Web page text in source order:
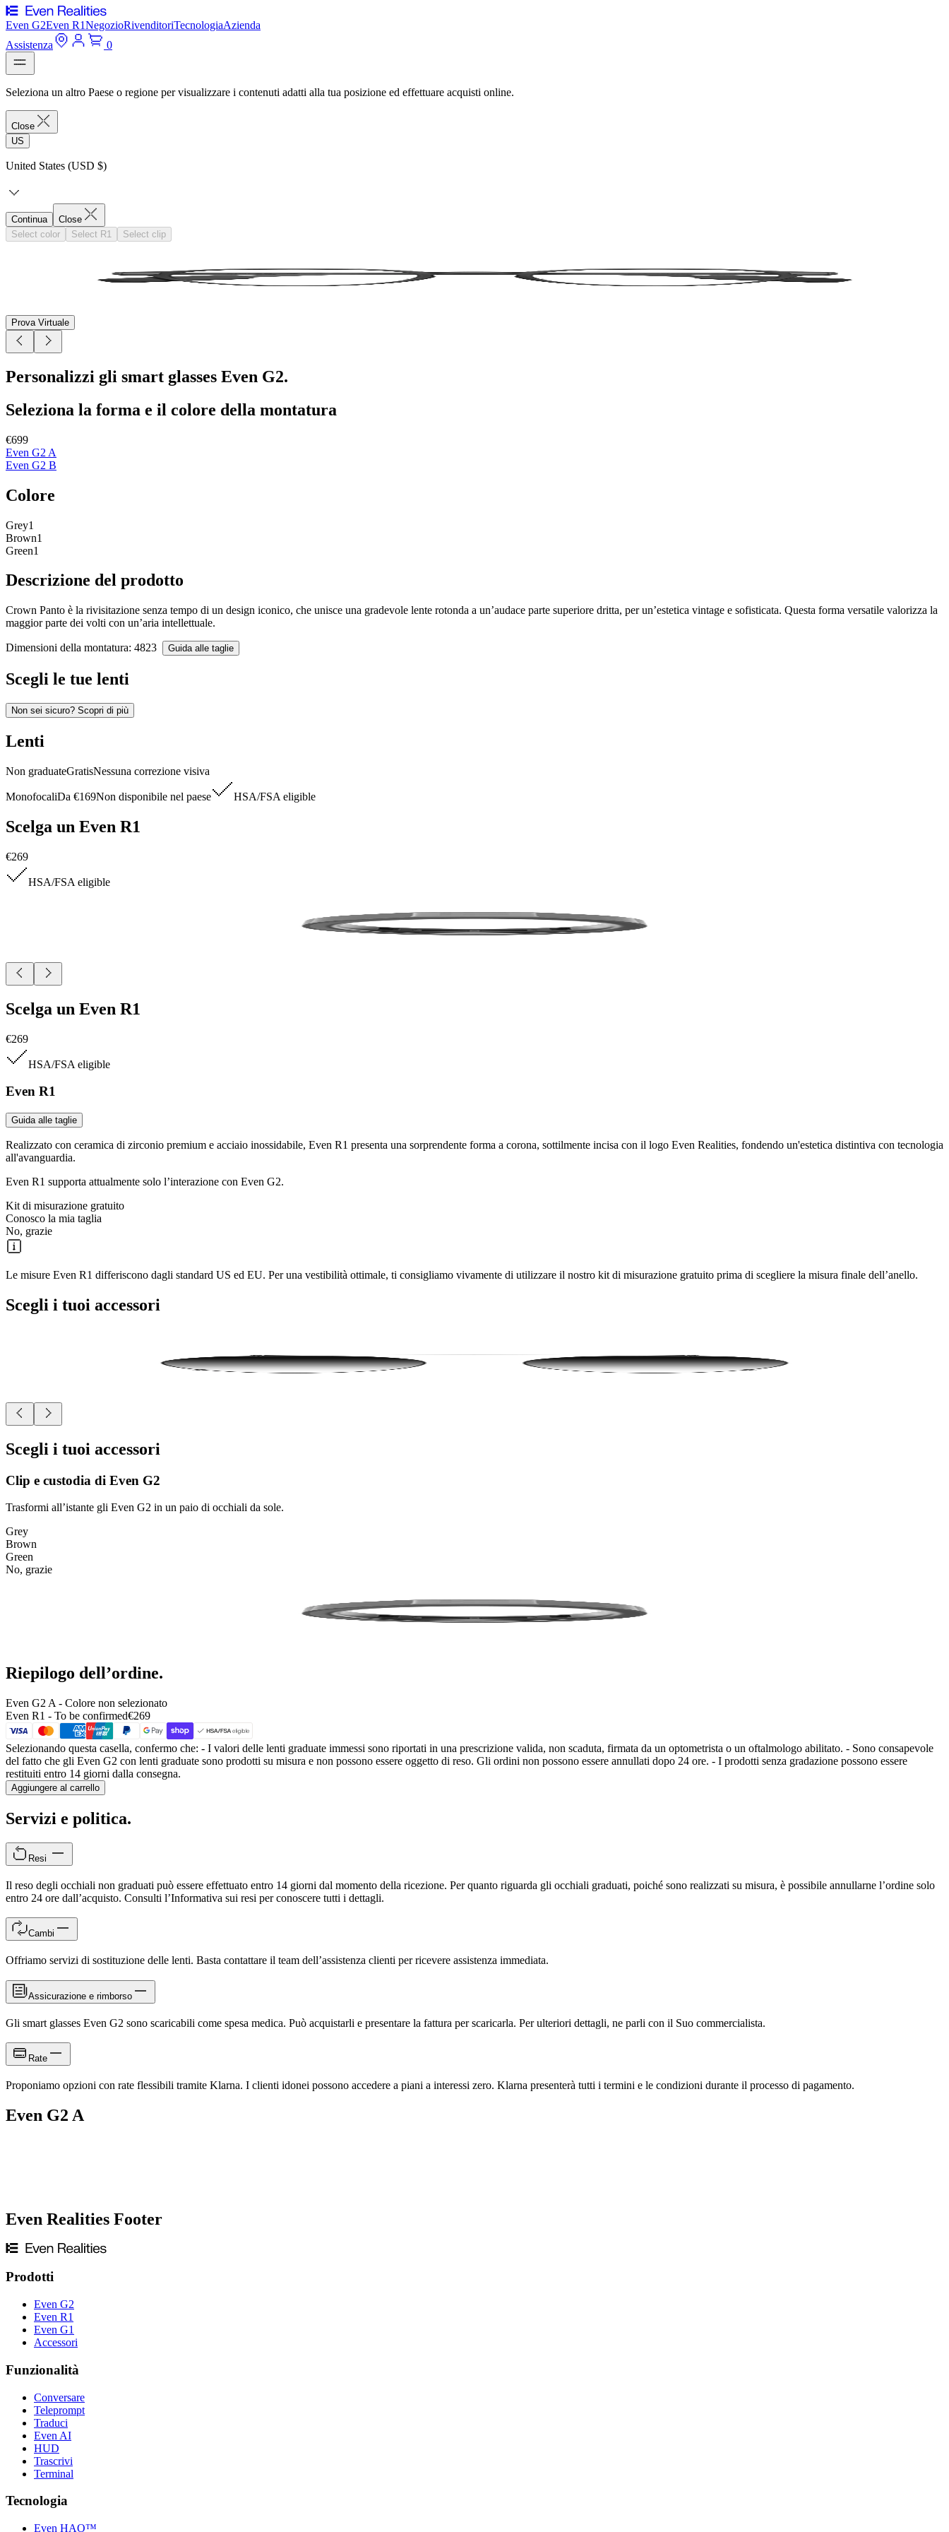
Even G2Even R1NegozioRivenditoriTecnologiaAzienda
Assistenza
0
Seleziona un altro Paese o regione per visualizzare i contenuti adatti alla tua posizione ed effettuare acquisti online.
Close
US
United States (USD $)
Continua
Close
Select color
Select R1 Select clip
Prova Virtuale
Personalizzi gli smart glasses Even G2.
Seleziona la forma e il colore della montatura
€699
Even G2 A
Even G2 B
Colore
Grey1
Brown1
Green1
Descrizione del prodotto
Crown Panto è la rivisitazione senza tempo di un design iconico, che unisce una gradevole lente rotonda a un’audace parte superiore dritta, per un’estetica vintage e sofisticata. Questa forma versatile valorizza la
maggior parte dei volti con un’aria intellettuale.
Dimensioni della montatura: 4823 Guida alle taglie
Scegli le tue lenti
Non sei sicuro? Scopri di più
Lenti
Non graduateGratisNessuna correzione visiva
MonofocaliDa €169Non disponibile nel paese HSA/FSA eligible
Scelga un Even R1
€269
HSA/FSA eligible
Scelga un Even R1
€269
HSA/FSA eligible
Even R1
Guida alle taglie
Realizzato con ceramica di zirconio premium e acciaio inossidabile, Even R1 presenta una sorprendente forma a corona, sottilmente incisa con il logo Even Realities, fondendo un'estetica distintiva con tecnologia
all'avanguardia.
Even R1 supporta attualmente solo l’interazione con Even G2.
Kit di misurazione gratuito
Conosco la mia taglia
No, grazie
Le misure Even R1 differiscono dagli standard US ed EU. Per una vestibilità ottimale, ti consigliamo vivamente di utilizzare il nostro kit di misurazione gratuito prima di scegliere la misura finale dell’anello.
Scegli i tuoi accessori
Scegli i tuoi accessori
Clip e custodia di Even G2
Trasformi all’istante gli Even G2 in un paio di occhiali da sole.
Grey
Brown
Green
No, grazie
Riepilogo dell’ordine.
Even G2 A - Colore non selezionato
Even R1 - To be confirmed€269
Selezionando questa casella, confermo che: - I valori delle lenti graduate immessi sono riportati in una prescrizione valida, non scaduta, firmata da un optometrista o un oftalmologo abilitato. - Sono consapevole
del fatto che gli Even G2 con lenti graduate sono prodotti su misura e non possono essere oggetto di reso. Gli ordini non possono essere annullati dopo 24 ore. - I prodotti senza gradazione possono essere
restituiti entro 14 giorni dalla consegna.
Aggiungere al carrello
Servizi e politica.
Resi
Il reso degli occhiali non graduati può essere effettuato entro 14 giorni dal momento della ricezione. Per quanto riguarda gli occhiali graduati, poiché sono realizzati su misura, è possibile annullarne l’ordine solo
entro 24 ore dall’acquisto. Consulti l’Informativa sui resi per conoscere tutti i dettagli.
Cambi
Offriamo servizi di sostituzione delle lenti. Basta contattare il team dell’assistenza clienti per ricevere assistenza immediata.
Assicurazione e rimborso
Gli smart glasses Even G2 sono scaricabili come spesa medica. Può acquistarli e presentare la fattura per scaricarla. Per ulteriori dettagli, ne parli con il Suo commercialista.
Rate
Proponiamo opzioni con rate flessibili tramite Klarna. I clienti idonei possono accedere a piani a interessi zero. Klarna presenterà tutti i termini e le condizioni durante il processo di pagamento.
Even G2 A
da lontano, rivolgiti ai nostri ottici partner per opzioni di lenti progressive.
Even Realities Footer
Prodotti
Even G2
Even R1
Even G1
Accessori
Funzionalità
Conversare
Teleprompt
Traduci
Even AI
HUD
Trascrivi
Terminal
Tecnologia
Even HAO™